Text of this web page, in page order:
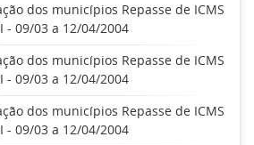
dos municípios Repasse de ICMS
- 09/03 a 12/04/2004
dos municípios Repasse de ICMS
- 09/03 a 12/04/2004
dos municípios Repasse de ICMS
- 09/03 a 12/04/2004